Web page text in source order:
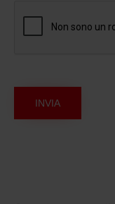
Help desk